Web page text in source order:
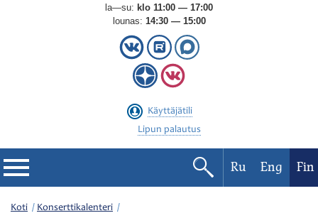
la—su: klo 11:00 — 17:00
lounas: 14:30 — 15:00
Käyttäjätili
Lipun palautus
Filharmonia
Ru Eng Fin
Koti Konserttikalenteri